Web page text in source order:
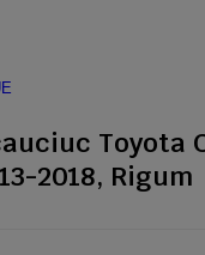
Toyota
2018, Rigum